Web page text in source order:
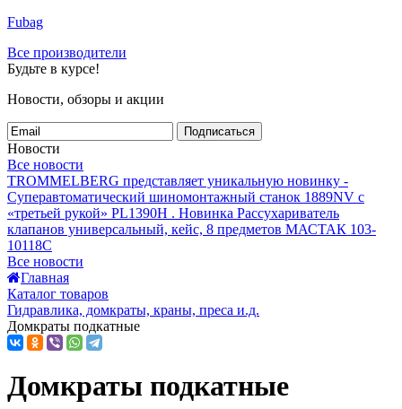
Fubag
Все производители
Будьте в курсе!
Новости, обзоры и акции
Подписаться
Новости
Все новости
TROMMELBERG представляет уникальную новинку -
Суперавтоматический шиномонтажный станок 1889NV с
«третьей рукой» PL1390H . Новинка Рассухариватель
клапанов универсальный, кейс, 8 предметов МАСТАК 103-
10118C
Все новости
Главная
Каталог товаров
Гидравлика, домкраты, краны, преса и.д.
Домкраты подкатные
Домкраты подкатные